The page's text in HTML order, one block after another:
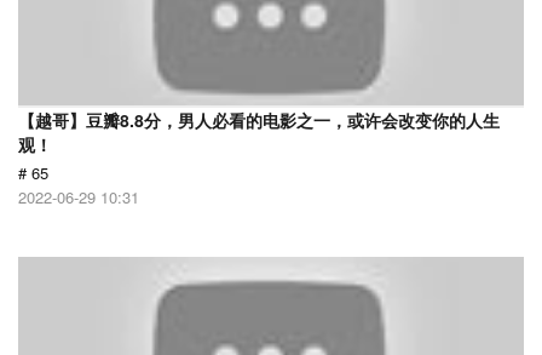
【越哥】豆瓣8.8分，男人必看的电影之一，或许会改变你的人生
观！
# 65
2022-06-29 10:31